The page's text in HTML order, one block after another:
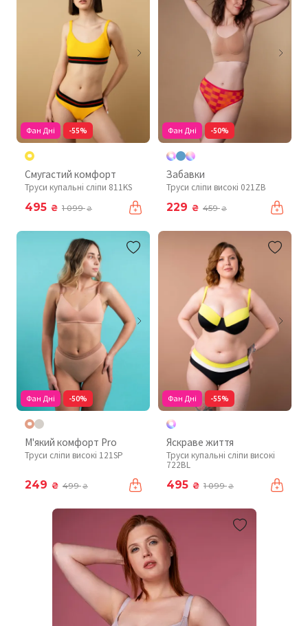
Фан Дні -55%
Смугастий комфорт
Труси купальні сліпи 811KS
495 ₴ 1 099₴
Фан Дні -50%
Забавки
Труси сліпи високі 021ZB
229 ₴ 459₴
Фан Дні -50%
М'який комфорт Pro
Труси сліпи високі 121SP
249 ₴ 499₴
Фан Дні -55%
Яскраве життя
Труси купальні сліпи високі
722BL
495 ₴ 1 099₴